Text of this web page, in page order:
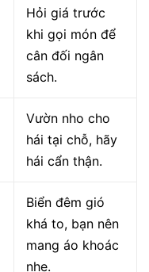
Hỏi giá trước
khi gọi món để
cân đối ngân
sách.
Vườn nho cho
hái tại chỗ, hãy
hái cẩn thận.
Biển đêm gió
khá to, bạn nên
mang áo khoác
nhẹ.